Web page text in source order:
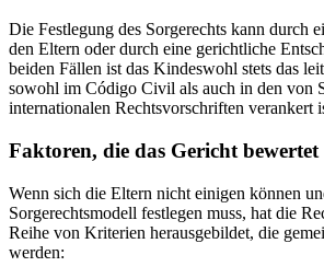
Die Festlegung des Sorgerechts kann durch
den Eltern oder durch eine gerichtliche
beiden Fällen ist das Kindeswohl stets das
sowohl im Código Civil als auch in den von
internationalen Rechtsvorschriften verankert
Faktoren, die das Gericht bewertet
Wenn sich die Eltern nicht einigen können
Sorgerechtsmodell festlegen muss, hat die
Reihe von Kriterien herausgebildet, die
werden: